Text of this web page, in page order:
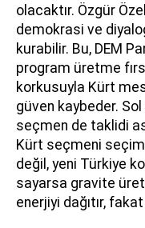
olacaktır. Özgür
demokrasi ve
kurabilir. Bu, DEM
program üretme
korkusuyla Kürt
güven kaybeder.
seçmen de taklidi
Kürt seçmeni
değil, yeni Türkiye
sayarsa gravite
enerjiyi dağıtır,